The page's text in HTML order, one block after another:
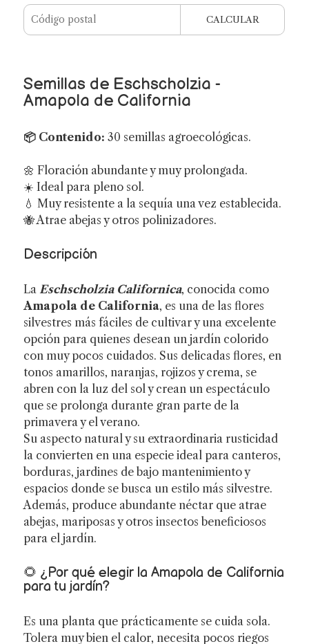
CALCULAR
Semillas de Eschscholzia -
Amapola de California
📦 Contenido: 30 semillas agroecológicas.
🌼 Floración abundante y muy prolongada.
☀️ Ideal para pleno sol.
💧 Muy resistente a la sequía una vez establecida.
🐝 Atrae abejas y otros polinizadores.
Descripción
La Eschscholzia Californica, conocida como
Amapola de California, es una de las flores
silvestres más fáciles de cultivar y una excelente
opción para quienes desean un jardín colorido
con muy pocos cuidados. Sus delicadas flores, en
tonos amarillos, naranjas, rojizos y crema, se
abren con la luz del sol y crean un espectáculo
que se prolonga durante gran parte de la
primavera y el verano.
Su aspecto natural y su extraordinaria rusticidad
la convierten en una especie ideal para canteros,
borduras, jardines de bajo mantenimiento y
espacios donde se busca un estilo más silvestre.
Además, produce abundante néctar que atrae
abejas, mariposas y otros insectos beneficiosos
para el jardín.
🌻 ¿Por qué elegir la Amapola de California
para tu jardín?
Es una planta que prácticamente se cuida sola.
Tolera muy bien el calor, necesita pocos riegos